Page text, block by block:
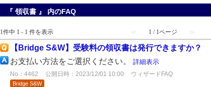
『 領収書 』 内のFAQ
1件中 1 - 1 件を表示 ≪ 1 / 1ページ ≫
【Bridge S&W】受験料の領収書は発行できますか？
お支払い方法をご選択ください。 詳細表示
No：4462 公開日時：2023/12/01 10:00 ウィザードFAQ
Bridge S&W